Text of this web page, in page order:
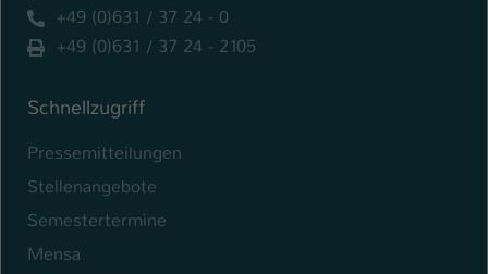
+49 (0)631 / 37 24 - 0
+49 (0)631 / 37 24 - 2105
Schnellzugriff
Pressemitteilungen
Stellenangebote
Semestertermine
Mensa